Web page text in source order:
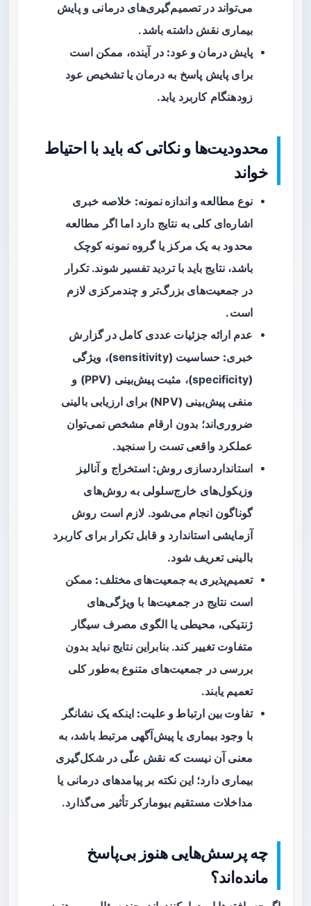
می‌تواند در تصمیم‌گیری‌های درمانی و پایش
بیماری نقش داشته باشد.
پایش درمان و عود: در آینده، ممکن است
برای پایش پاسخ به درمان یا تشخیص عود
زودهنگام کاربرد یابد.
محدودیت‌ها و نکاتی که باید با احتیاط
خواند
نوع مطالعه و اندازه نمونه: خلاصه خبری
اشاره‌ای کلی به نتایج دارد اما اگر مطالعه
محدود به یک مرکز یا گروه نمونه کوچک
باشد، نتایج باید با تردید تفسیر شوند. تکرار
در جمعیت‌های بزرگ‌تر و چندمرکزی لازم
است.
عدم ارائه جزئیات عددی کامل در گزارش
خبری:
حساسیت (sensitivity)، ویژگی
(specificity)، مثبت پیش‌بینی (PPV) و
منفی پیش‌بینی (NPV) برای ارزیابی بالینی
ضروری‌اند؛ بدون ارقام مشخص نمی‌توان
عملکرد واقعی تست را سنجید.
استانداردسازی روش: استخراج و آنالیز
وزیکول‌های خارج‌سلولی به روش‌های
گوناگون انجام می‌شود. لازم است روش
آزمایشی استاندارد و قابل تکرار برای کاربرد
بالینی تعریف شود.
تعمیم‌پذیری به جمعیت‌های مختلف: ممکن
است نتایج در جمعیت‌ها با ویژگی‌های
ژنتیکی، محیطی یا الگوی مصرف سیگار
متفاوت تغییر کند. بنابراین نتایج نباید بدون
بررسی در جمعیت‌های متنوع به‌طور کلی
تعمیم یابند.
تفاوت بین ارتباط و علیت: اینکه یک نشانگر
با وجود بیماری یا پیش‌آگهی مرتبط باشد، به
معنی آن نیست که نقش علّی در شکل‌گیری
بیماری دارد؛ این نکته بر پیامدهای درمانی یا
مداخلات مستقیم بیومارکر تأثیر می‌گذارد.
چه پرسش‌هایی هنوز بی‌پاسخ
مانده‌اند؟